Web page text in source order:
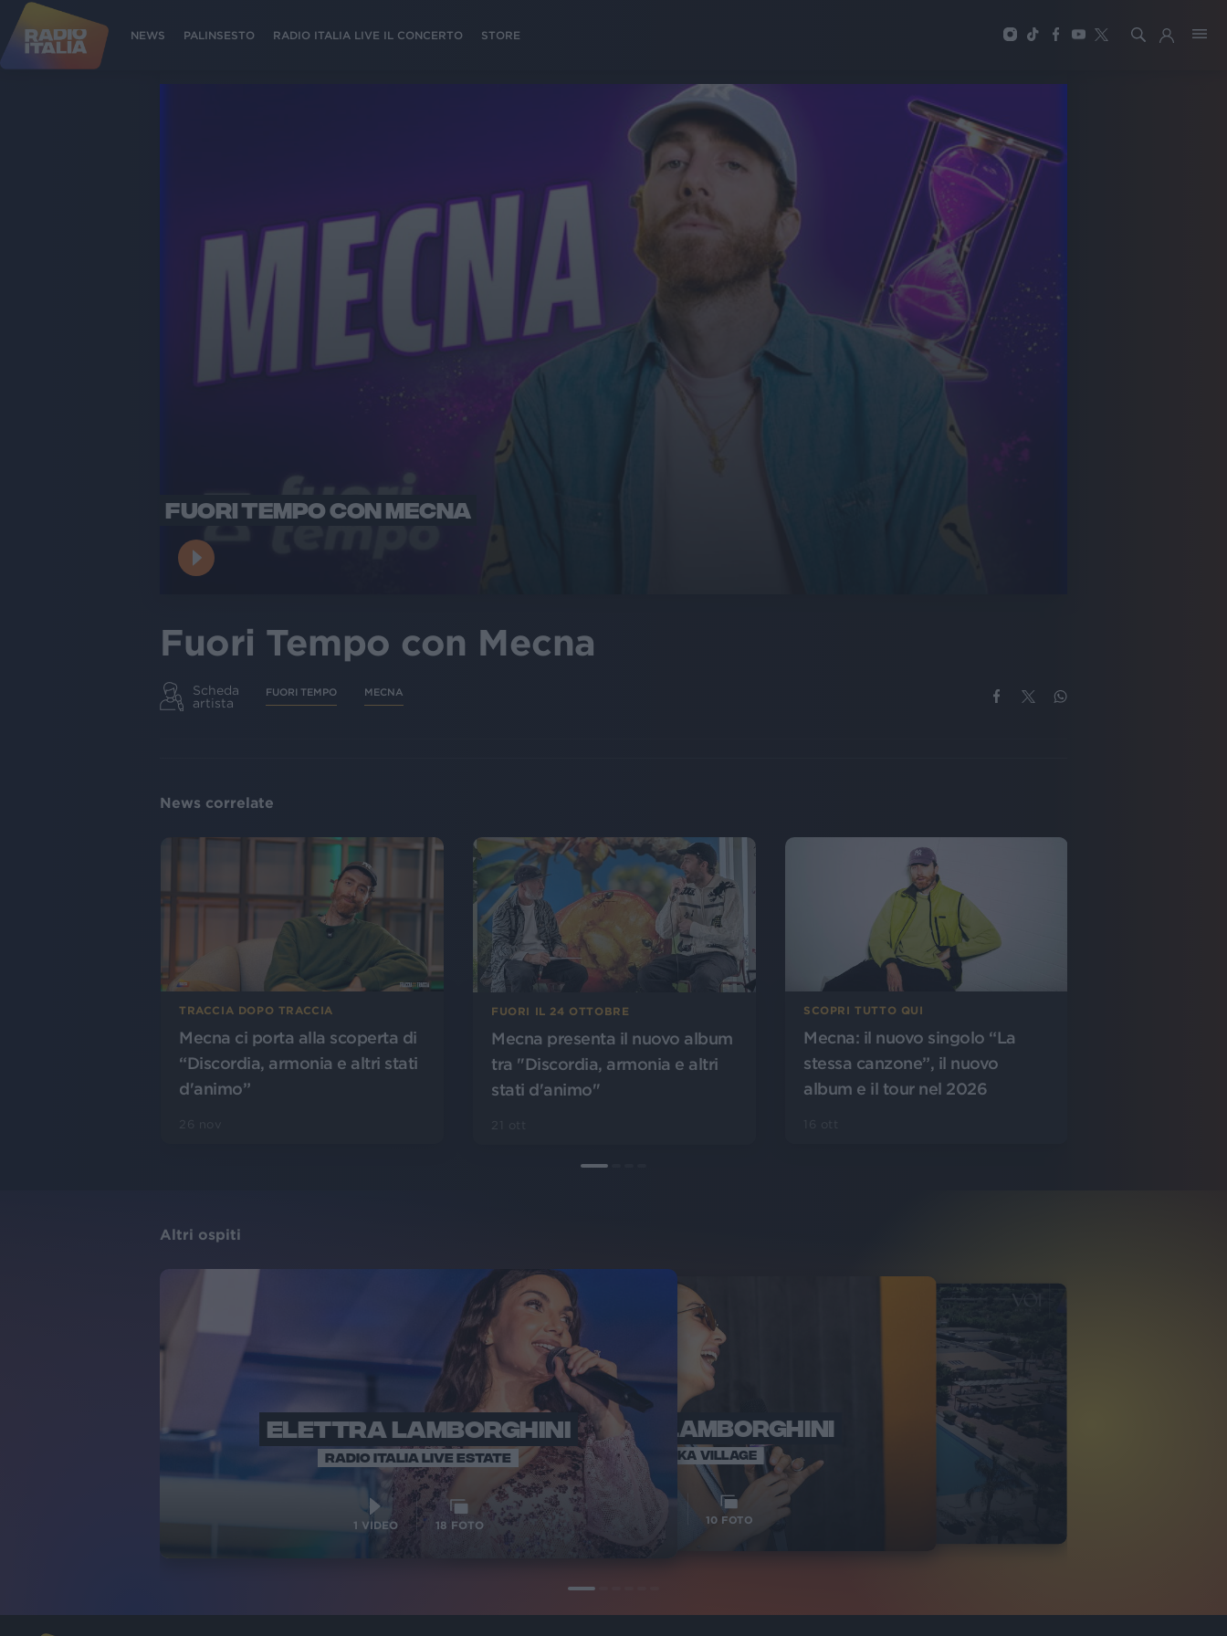
NEWS PALINSESTO RADIO ITALIA LIVE IL CONCERTO STORE
FUORI TEMPO CON MECNA
Fuori Tempo con Mecna
Scheda
artista
FUORI TEMPO MECNA
News correlate
TRACCIA DOPO TRACCIA
Mecna ci porta alla scoperta di
“Discordia, armonia e altri stati
d'animo”
FUORI IL 24 OTTOBRE
Mecna presenta il nuovo album
tra "Discordia, armonia e altri
stati d'animo"
SCOPRI TUTTO QUI
Mecna: il nuovo singolo “La
stessa canzone”, il nuovo
album e il tour nel 2026
Altri ospiti
ELETTRA LAMBORGHINI
RADIO ITALIA LIVE ESTATE
1 VIDEO 18 FOTO
ELETTRA LAMBORGHINI
VOI TANKA VILLAGE
10 FOTO
RADIO ITALIA
VOI TANKA VILLAGE